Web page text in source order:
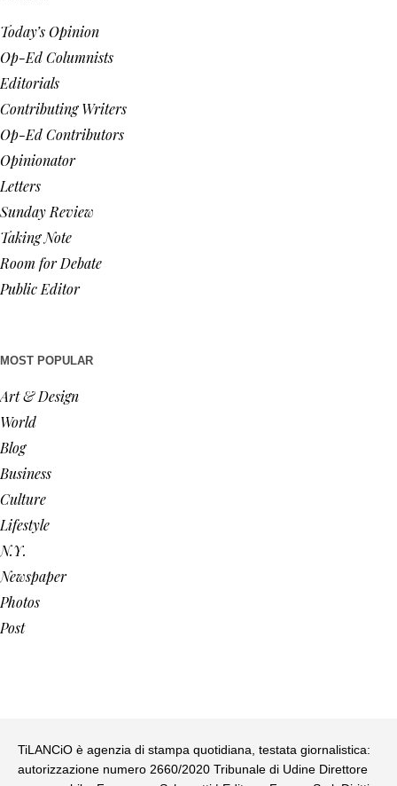
Today’s Opinion
Op-Ed Columnists
Editorials
Contributing Writers
Op-Ed Contributors
Opinionator
Letters
Sunday Review
Taking Note
Room for Debate
Public Editor
MOST POPULAR
Art & Design
World
Blog
Business
Culture
Lifestyle
N.Y.
Newspaper
Photos
Post
TiLANCiO è agenzia di stampa quotidiana, testata giornalistica:
autorizzazione numero 2660/2020 Tribunale di Udine Direttore